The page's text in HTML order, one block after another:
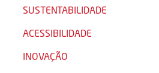
SUSTENTABILIDADE
ACESSIBILIDADE
INOVAÇÃO